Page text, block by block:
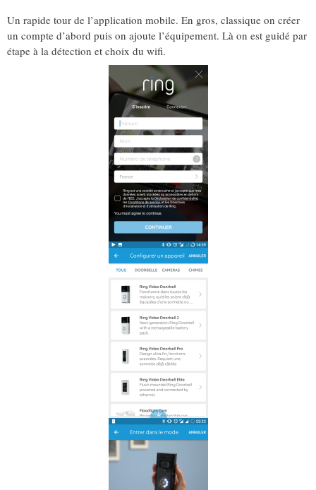
Un rapide tour de l’application mobile. En gros, classique on créer
un compte d’abord puis on ajoute l’équipement. Là on est guidé par
étape à la détection et choix du wifi.